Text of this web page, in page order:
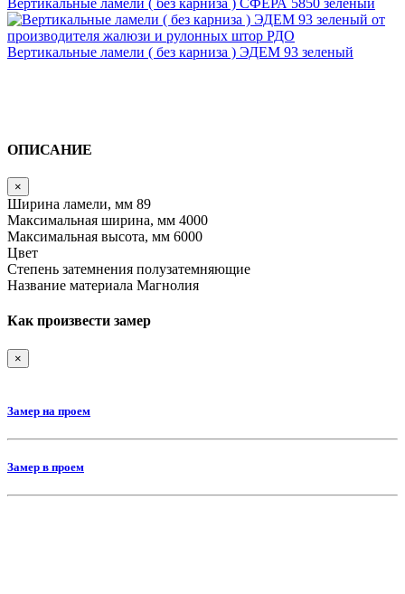
Вертикальные ламели ( без карниза ) ЭДЕМ 93 зеленый
ОПИСАНИЕ
×
Ширина ламели, мм 89
Максимальная ширина, мм 4000
Максимальная высота, мм 6000
Цвет
Степень затемнения полузатемняющие
Название материала Магнолия
Как произвести замер
×
Замер на проем
Замер в проем